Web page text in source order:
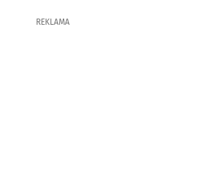
REKLAMA